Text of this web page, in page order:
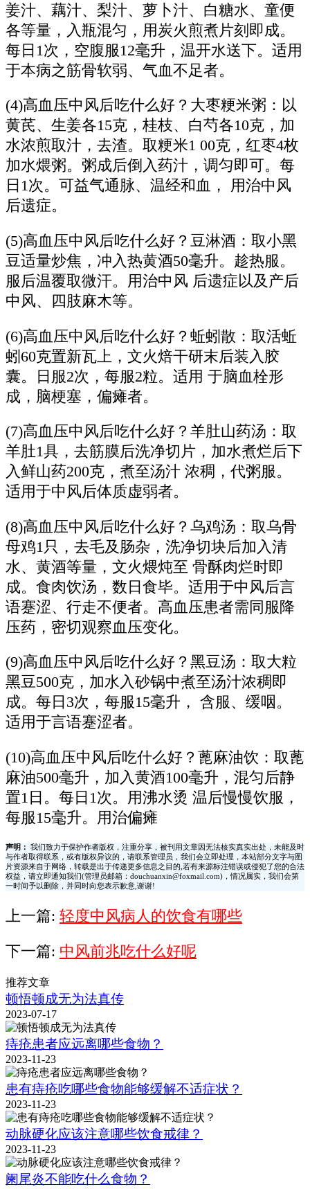
姜汁、藕汁、梨汁、萝卜汁、白糖水、童便
各等量，入瓶混匀，用炭火煎煮片刻即成。
每日1次，空腹服12毫升，温开水送下。适用
于本病之筋骨软弱、气血不足者。
(4)高血压中风后吃什么好？大枣粳米粥：以
黄芪、生姜各15克，桂枝、白芍各10克，加
水浓煎取汁，去渣。取粳米1 00克，红枣4枚
加水煨粥。粥成后倒入药汁，调匀即可。每
日1次。可益气通脉、温经和血， 用治中风
后遗症。
(5)高血压中风后吃什么好？豆淋酒：取小黑
豆适量炒焦，冲入热黄酒50毫升。趁热服。
服后温覆取微汗。用治中风 后遗症以及产后
中风、四肢麻木等。
(6)高血压中风后吃什么好？蚯蚓散：取活蚯
蚓60克置新瓦上，文火焙干研末后装入胶
囊。日服2次，每服2粒。适用 于脑血栓形
成，脑梗塞，偏瘫者。
(7)高血压中风后吃什么好？羊肚山药汤：取
羊肚1具，去筋膜后洗净切片，加水煮烂后下
入鲜山药200克，煮至汤汁 浓稠，代粥服。
适用于中风后体质虚弱者。
(8)高血压中风后吃什么好？乌鸡汤：取乌骨
母鸡1只，去毛及肠杂，洗净切块后加入清
水、黄酒等量，文火煨炖至 骨酥肉烂时即
成。食肉饮汤，数日食毕。适用于中风后言
语蹇涩、行走不便者。高血压患者需同服降
压药，密切观察血压变化。
(9)高血压中风后吃什么好？黑豆汤：取大粒
黑豆500克，加水入砂锅中煮至汤汁浓稠即
成。每日3次，每服15毫升， 含服、缓咽。
适用于言语蹇涩者。
(10)高血压中风后吃什么好？蓖麻油饮：取蓖
麻油500毫升，加入黄酒100毫升，混匀后静
置1日。每日1次。用沸水烫 温后慢慢饮服，
每服15毫升。用治偏瘫
声明：
我们致力于保护作者版权，注重分享，被刊用文章因无法核实真实出处，未能及时
与作者取得联系，或有版权异议的，请联系管理员，我们会立即处理，本站部分文字与图
片资源来自于网络，转载是出于传递更多信息之目的,若有来源标注错误或侵犯了您的合法
权益，请立即通知我们(管理员邮箱：douchuanxin@foxmail.com)，情况属实，我们会第
一时间予以删除，并同时向您表示歉意,谢谢!
上一篇: 轻度中风病人的饮食有哪些
下一篇: 中风前兆吃什么好呢
推荐文章
顿悟顿成无为法真传
2023-07-17
痔疮患者应远离哪些食物？
2023-11-23
患有痔疮吃哪些食物能够缓解不适症状？
2023-11-23
动脉硬化应该注意哪些饮食戒律？
2023-11-23
阑尾炎不能吃什么食物？